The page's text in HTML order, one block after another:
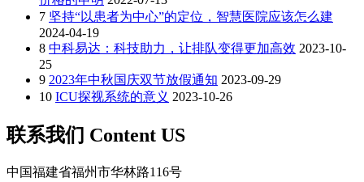
7 坚持“以患者为中心”的定位，智慧医院应该怎么建
2024-04-19
8 中科易达：科技助力，让排队变得更加高效 2023-10-
25
9 2023年中秋国庆双节放假通知 2023-09-29
10 ICU探视系统的意义 2023-10-26
联系我们 Content US
中国福建省福州市华林路116号